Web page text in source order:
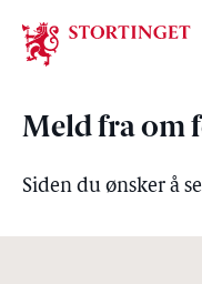
Stortinget.no
Meld fra om
Siden du ønsker å